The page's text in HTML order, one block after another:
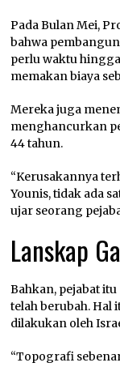
Pada Bulan Mei,
bahwa
perlu waktu
memakan biaya
Mereka juga
menghancurkan
44 tahun.
“Kerusakannya
Younis, tidak ada
ujar seorang
Lanskap
Bahkan, pejabat
telah berubah. Hal
dilakukan oleh
“Topografi